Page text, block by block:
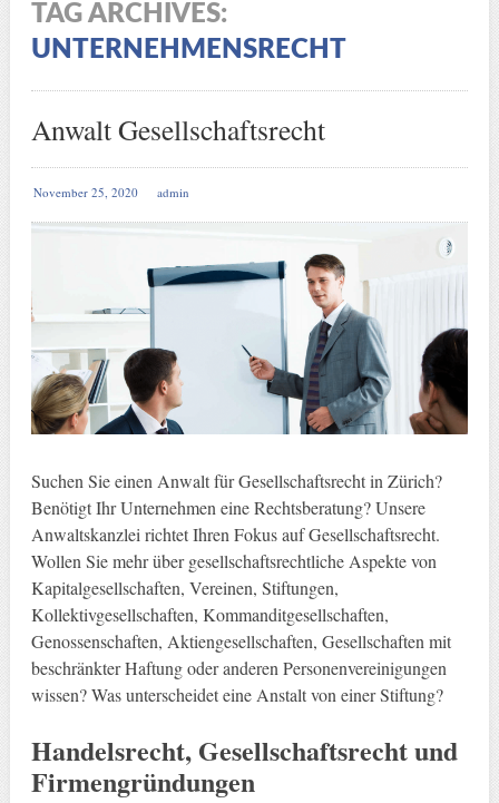
TAG ARCHIVES:
UNTERNEHMENSRECHT
Anwalt Gesellschaftsrecht
November 25, 2020 admin
Suchen Sie einen Anwalt für Gesellschaftsrecht in Zürich?
Benötigt Ihr Unternehmen eine Rechtsberatung? Unsere
Anwaltskanzlei richtet Ihren Fokus auf Gesellschaftsrecht.
Wollen Sie mehr über gesellschaftsrechtliche Aspekte von
Kapitalgesellschaften, Vereinen, Stiftungen,
Kollektivgesellschaften, Kommanditgesellschaften,
Genossenschaften, Aktiengesellschaften, Gesellschaften mit
beschränkter Haftung oder anderen Personenvereinigungen
wissen? Was unterscheidet eine Anstalt von einer Stiftung?
Handelsrecht, Gesellschaftsrecht und
Firmengründungen